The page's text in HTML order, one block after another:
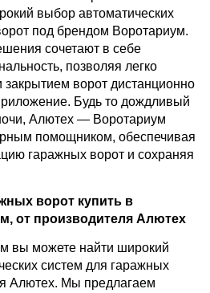
выбор автоматических
под брендом Воротариум.
сочетают в себе
позволяя легко
закрытием ворот дистанционно
Будь то дождливый
Алютех — Воротариум
помощником, обеспечивая
гаражных ворот и сохраняя
ворот купить в
от производителя Алютех
вы можете найти широкий
систем для гаражных
Алютех. Мы предлагаем